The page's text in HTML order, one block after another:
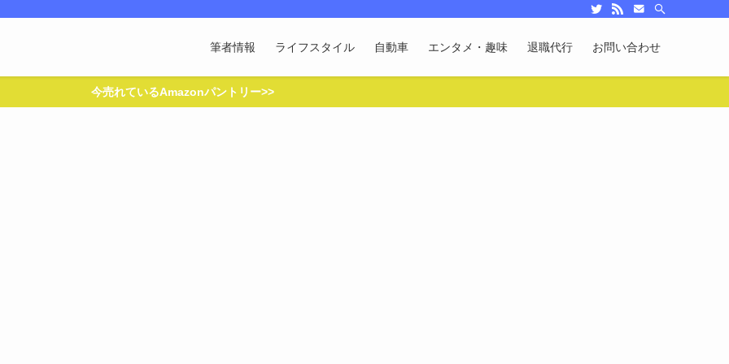
筆者情報 ライフスタイル 自動車 エンタメ・趣味 退職代行 お問い合わせ
今売れているAmazonパントリー>>